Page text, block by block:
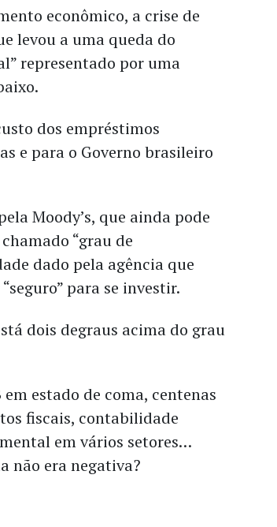
econômico, a crise de
levou a uma queda do
representado por uma
dos empréstimos
e para o Governo brasileiro
Moody’s, que ainda pode
“grau de
dado pela agência que
para se investir.
dois degraus acima do grau
estado de coma, centenas
fiscais, contabilidade
em vários setores…
não era negativa?